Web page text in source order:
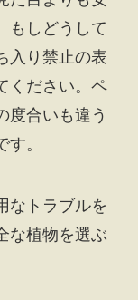
もしどうして
入り禁止の表
ください。ペ
度合いも違う
。
なトラブルを
な植物を選ぶ